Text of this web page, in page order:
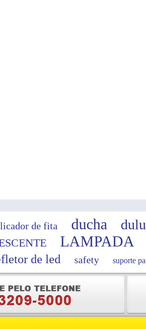
de fita ducha
LAMPADA
de led
safety suporte